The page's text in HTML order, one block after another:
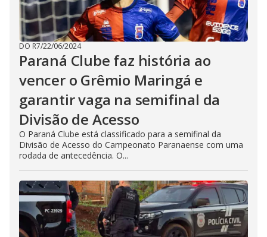
DO R7/22/06/2024
Paraná Clube faz história ao
vencer o Grêmio Maringá e
garantir vaga na semifinal da
Divisão de Acesso
O Paraná Clube está classificado para a semifinal da
Divisão de Acesso do Campeonato Paranaense com uma
rodada de antecedência. O...